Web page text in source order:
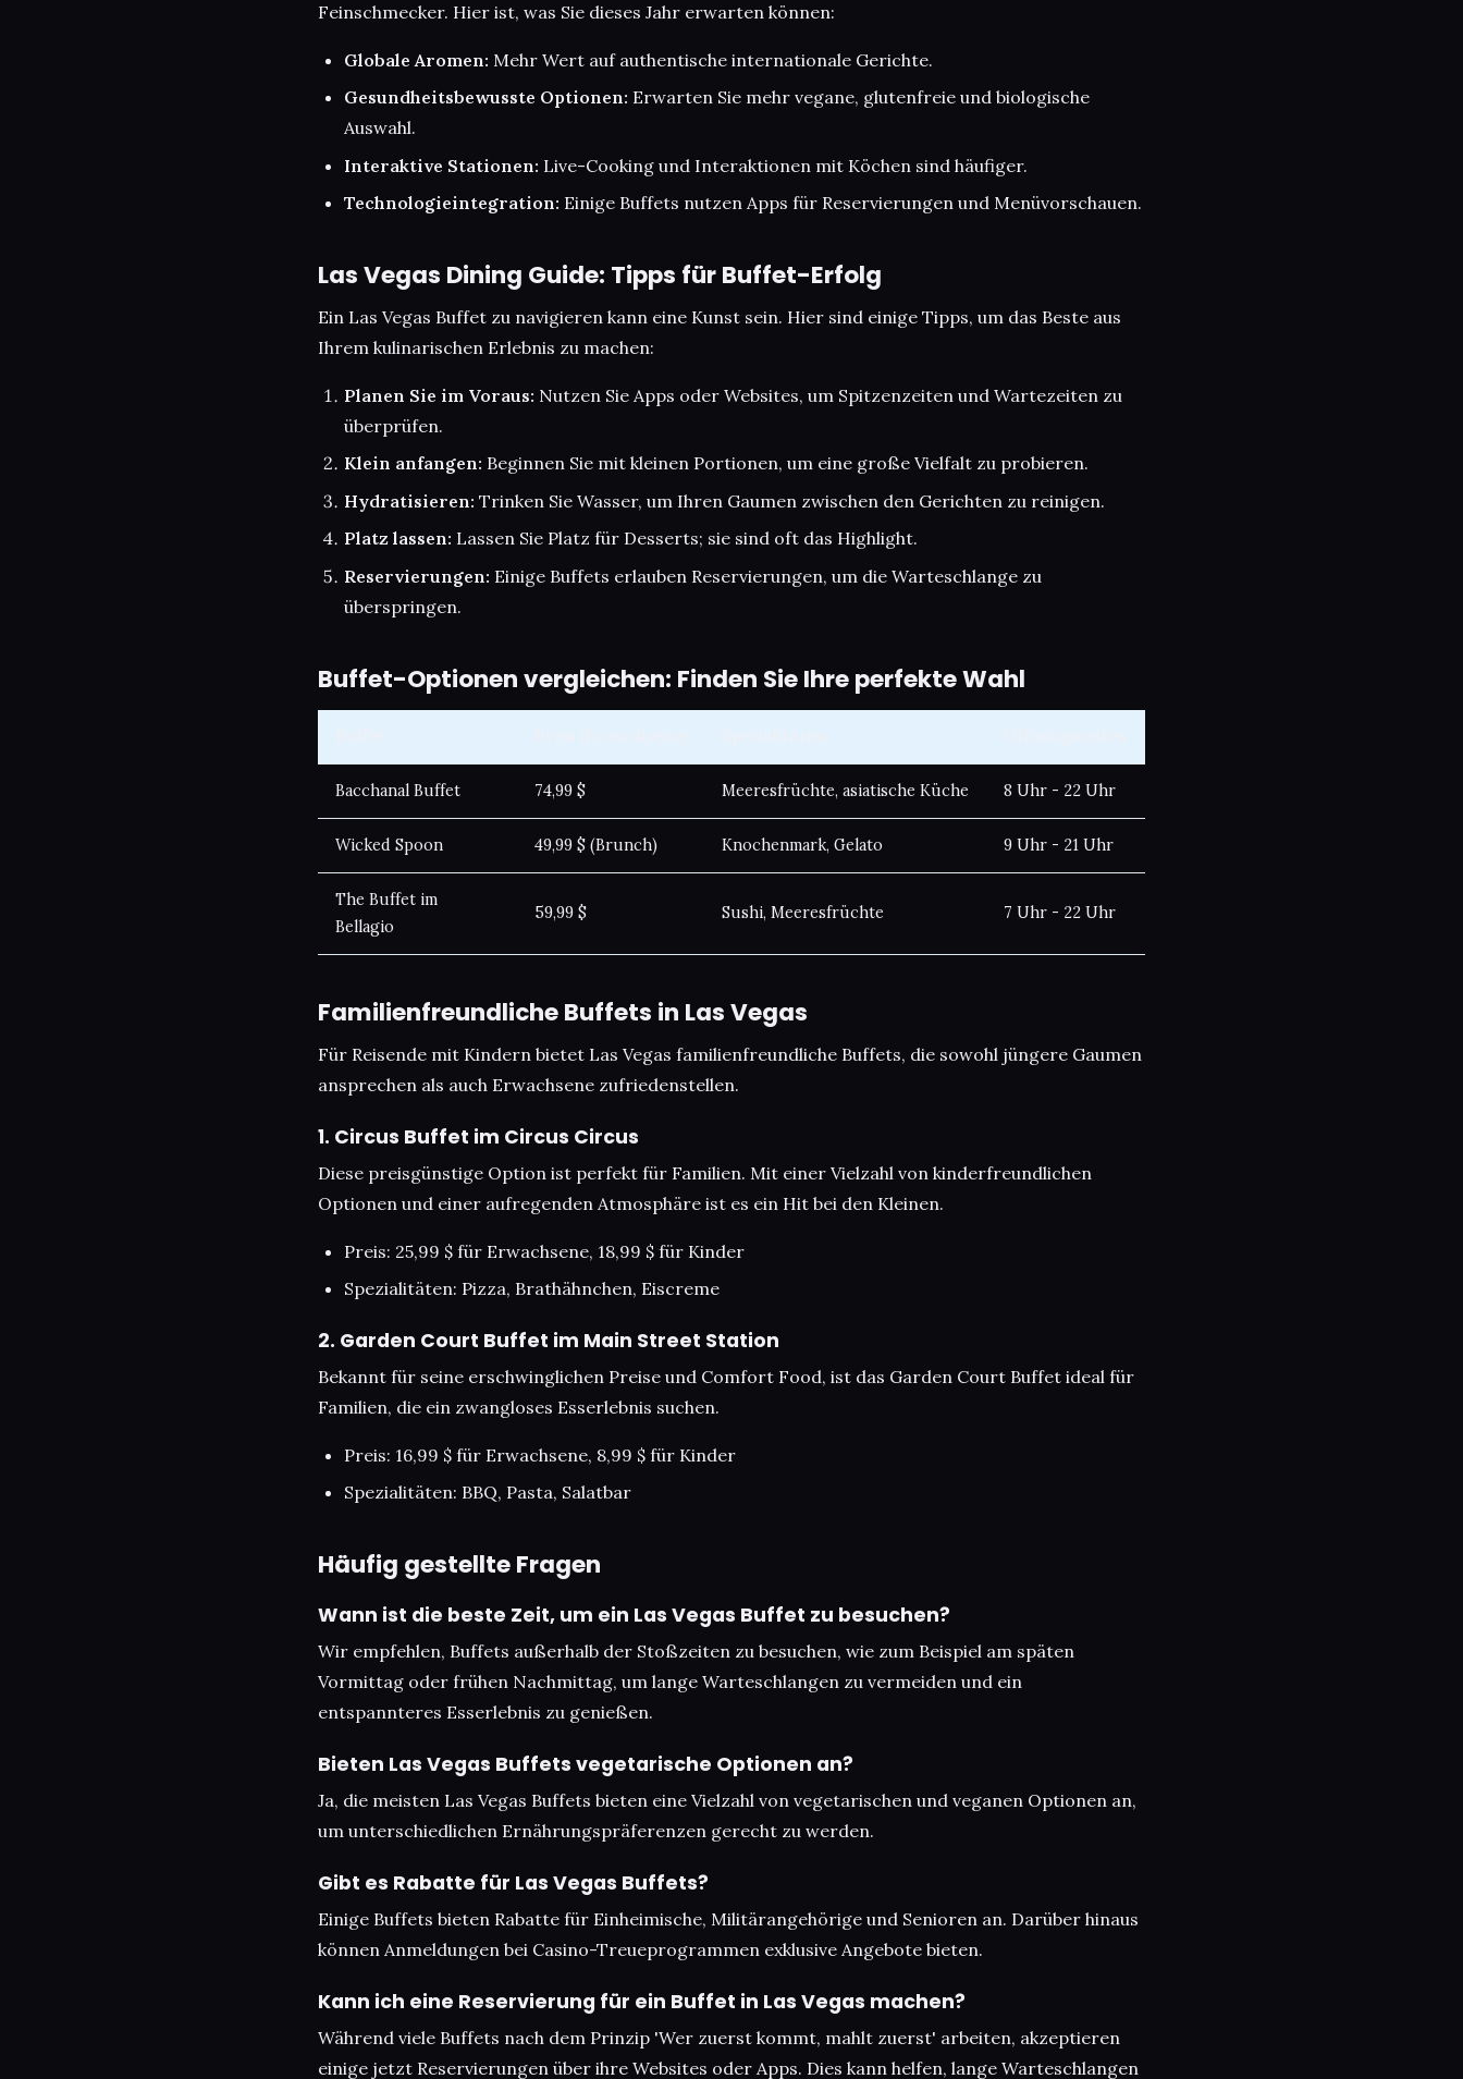
Feinschmecker. Hier ist, was Sie dieses Jahr erwarten können:
Globale Aromen: Mehr Wert auf authentische internationale Gerichte.
Gesundheitsbewusste Optionen: Erwarten Sie mehr vegane, glutenfreie und biologische
Auswahl.
Interaktive Stationen: Live-Cooking und Interaktionen mit Köchen sind häufiger.
Technologieintegration: Einige Buffets nutzen Apps für Reservierungen und Menüvorschauen.
Las Vegas Dining Guide: Tipps für Buffet-Erfolg
Ein Las Vegas Buffet zu navigieren kann eine Kunst sein. Hier sind einige Tipps, um das Beste aus
Ihrem kulinarischen Erlebnis zu machen:
Planen Sie im Voraus: Nutzen Sie Apps oder Websites, um Spitzenzeiten und Wartezeiten zu
überprüfen.
Klein anfangen: Beginnen Sie mit kleinen Portionen, um eine große Vielfalt zu probieren.
Hydratisieren: Trinken Sie Wasser, um Ihren Gaumen zwischen den Gerichten zu reinigen.
Platz lassen: Lassen Sie Platz für Desserts; sie sind oft das Highlight.
Reservierungen: Einige Buffets erlauben Reservierungen, um die Warteschlange zu
überspringen.
Buffet-Optionen vergleichen: Finden Sie Ihre perfekte Wahl
Bacchanal Buffet 74,99 $ Meeresfrüchte, asiatische Küche 8 Uhr - 22 Uhr
Wicked Spoon 49,99 $ (Brunch) Knochenmark, Gelato 9 Uhr - 21 Uhr
The Buffet im
Bellagio
59,99 $ Sushi, Meeresfrüchte 7 Uhr - 22 Uhr
Familienfreundliche Buffets in Las Vegas
Für Reisende mit Kindern bietet Las Vegas familienfreundliche Buffets, die sowohl jüngere Gaumen
ansprechen als auch Erwachsene zufriedenstellen.
1. Circus Buffet im Circus Circus
Diese preisgünstige Option ist perfekt für Familien. Mit einer Vielzahl von kinderfreundlichen
Optionen und einer aufregenden Atmosphäre ist es ein Hit bei den Kleinen.
Preis: 25,99 $ für Erwachsene, 18,99 $ für Kinder
Spezialitäten: Pizza, Brathähnchen, Eiscreme
2. Garden Court Buffet im Main Street Station
Bekannt für seine erschwinglichen Preise und Comfort Food, ist das Garden Court Buffet ideal für
Familien, die ein zwangloses Esserlebnis suchen.
Preis: 16,99 $ für Erwachsene, 8,99 $ für Kinder
Spezialitäten: BBQ, Pasta, Salatbar
Häufig gestellte Fragen
Wann ist die beste Zeit, um ein Las Vegas Buffet zu besuchen?
Wir empfehlen, Buffets außerhalb der Stoßzeiten zu besuchen, wie zum Beispiel am späten
Vormittag oder frühen Nachmittag, um lange Warteschlangen zu vermeiden und ein
entspannteres Esserlebnis zu genießen.
Bieten Las Vegas Buffets vegetarische Optionen an?
Ja, die meisten Las Vegas Buffets bieten eine Vielzahl von vegetarischen und veganen Optionen an,
um unterschiedlichen Ernährungspräferenzen gerecht zu werden.
Gibt es Rabatte für Las Vegas Buffets?
Einige Buffets bieten Rabatte für Einheimische, Militärangehörige und Senioren an. Darüber hinaus
können Anmeldungen bei Casino-Treueprogrammen exklusive Angebote bieten.
Kann ich eine Reservierung für ein Buffet in Las Vegas machen?
Während viele Buffets nach dem Prinzip 'Wer zuerst kommt, mahlt zuerst' arbeiten, akzeptieren
einige jetzt Reservierungen über ihre Websites oder Apps. Dies kann helfen, lange Warteschlangen